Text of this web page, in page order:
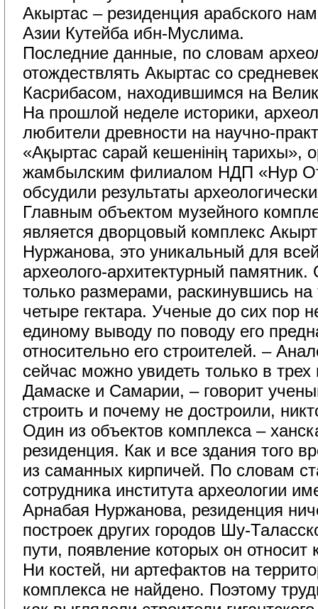
Акыртас – резиденция арабского
Азии Кутейба ибн-Муслима.
Последние данные, по словам
отождествлять Акыртас со
Касрибасом, находившимся на
На прошлой неделе историки,
любители древности на научно-
«Ақыртас сарай кешенінің тарихы»,
жамбылским филиалом НДП «Нур
обсудили результаты
Главным объектом музейного
является дворцовый комплекс
Нуржанова, это уникальный для
археолого-архитектурный
только размерами, раскинувшись на
четыре гектара. Ученые до сих пор
единому выводу по поводу его
относительно его строителей. –
сейчас можно увидеть только в
Дамаске и Самарии, – говорит
строить и почему не достроили,
Один из объектов комплекса –
резиденция. Как и все здания того
из саманных кирпичей. По словам
сотрудника института археологии
Арнабая Нуржанова, резиденция
построек других городов Шу-
пути, появление которых он
Ни костей, ни артефактов на
комплекса не найдено. Поэтому